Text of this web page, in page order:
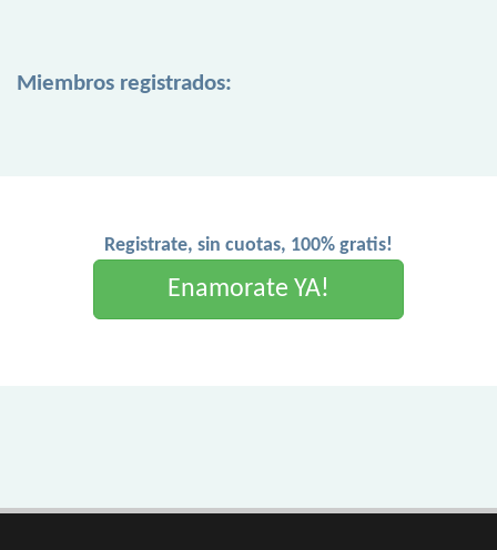
Miembros registrados:
Registrate, sin cuotas, 100% gratis!
Enamorate YA!